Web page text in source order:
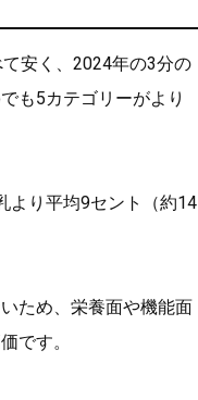
安く、2024年の3分の
も5カテゴリーがより
より平均9セント（約14
ため、栄養面や機能面
です。